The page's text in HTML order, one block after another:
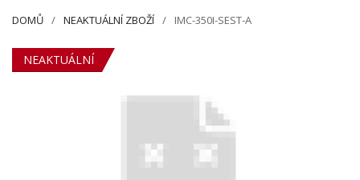
DOMŮ NEAKTUÁLNÍ ZBOŽÍ IMC-350I-SEST-A
NEAKTUÁLNÍ